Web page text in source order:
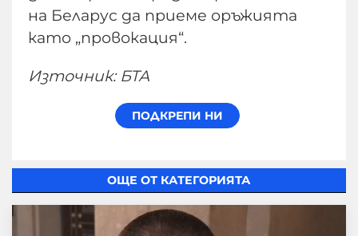
на Беларус да приеме оръжията
като „провокация“.
Източник: БТА
ОЩЕ ОТ КАТЕГОРИЯТА